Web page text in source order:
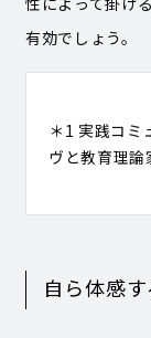
有効でしょう。
＊1 実践コミ
ヴと教育理論
自ら体感